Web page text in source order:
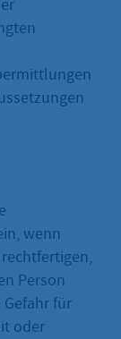
wenn
Person
für
oder